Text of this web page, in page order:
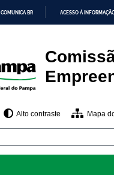
CONTEÚDO
COMUNICA BR ACESSO À
Alto contraste Mapa